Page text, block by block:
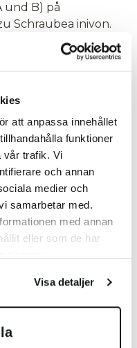
att anpassa innehållet
funktioner
vår trafik. Vi
och annan
medier och
samarbetar med.
med annan
eller som de har
Visa detaljer
und B) på
Schraubea inivon.
på skrå
(D) till golv und
(C) mellan
B) und Schraubea
5,0 x 70 mm.
für
montieren karmen
säkerställa zu
dörren mit vis à
Scharnier).
dörren på
på löpmeter).
dem mit dyckert